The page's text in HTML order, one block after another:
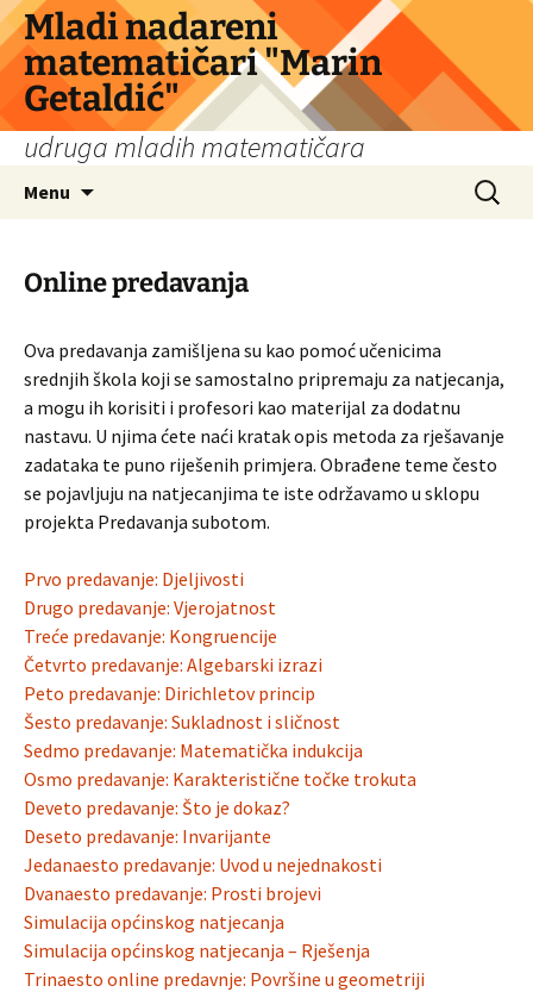
Skip
to
content
Mladi nadareni
matematičari "Marin
Getaldić"
udruga mladih matematičara
Menu
Search
for:
Online predavanja
Ova predavanja zamišljena su kao pomoć učenicima
srednjih škola koji se samostalno pripremaju za natjecanja,
a mogu ih korisiti i profesori kao materijal za dodatnu
nastavu. U njima ćete naći kratak opis metoda za rješavanje
zadataka te puno riješenih primjera. Obrađene teme često
se pojavljuju na natjecanjima te iste održavamo u sklopu
projekta Predavanja subotom.
Prvo predavanje: Djeljivosti
Drugo predavanje: Vjerojatnost
Treće predavanje: Kongruencije
Četvrto predavanje: Algebarski izrazi
Peto predavanje: Dirichletov princip
Šesto predavanje: Sukladnost i sličnost
Sedmo predavanje: Matematička indukcija
Osmo predavanje: Karakteristične točke trokuta
Deveto predavanje: Što je dokaz?
Deseto predavanje: Invarijante
Jedanaesto predavanje: Uvod u nejednakosti
Dvanaesto predavanje: Prosti brojevi
Simulacija općinskog natjecanja
Simulacija općinskog natjecanja – Rješenja
Trinaesto online predavnje: Površine u geometriji